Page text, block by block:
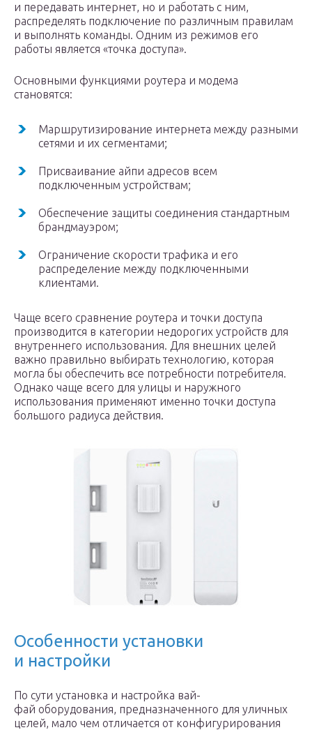
и передавать интернет, но и работать с ним,
распределять подключение по различным правилам
и выполнять команды. Одним из режимов его
работы является «точка доступа».
Основными функциями роутера и модема
становятся:
Маршрутизирование интернета между разными
сетями и их сегментами;
Присваивание айпи адресов всем
подключенным устройствам;
Обеспечение защиты соединения стандартным
брандмауэром;
Ограничение скорости трафика и его
распределение между подключенными
клиентами.
Чаще всего сравнение роутера и точки доступа
производится в категории недорогих устройств для
внутреннего использования. Для внешних целей
важно правильно выбирать технологию, которая
могла бы обеспечить все потребности потребителя.
Однако чаще всего для улицы и наружного
использования применяют именно точки доступа
большого радиуса действия.
Особенности установки
и настройки
По сути установка и настройка вай-
фай оборудования, предназначенного для уличных
целей, мало чем отличается от конфигурирования